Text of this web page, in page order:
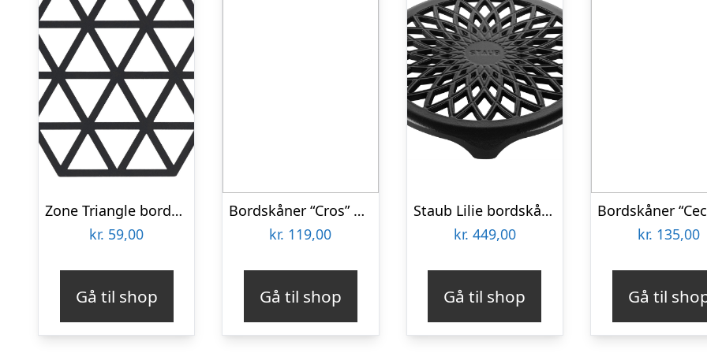
Zone Triangle bordskåner, sort
kr. 59,00
Gå til shop
Bordskåner “Cros” gråt jern – House Doctor
kr. 119,00
Gå til shop
Staub Lilie bordskåner 23 cm, sort
kr. 449,00
Gå til shop
kr. 135,00
Gå til